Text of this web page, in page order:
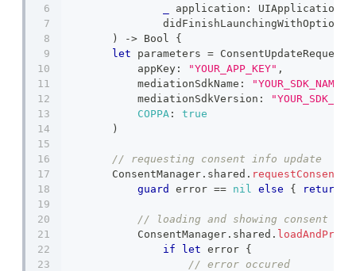
application : UIApplication
didFinishLaunchingWithOptions
)
-> Bool
{
let parameters =
            appKey
: "YOUR_APP_KEY" ,
            mediationSdkName
: "YOUR_SDK_NAME"
            mediationSdkVersion
:
COPPA :
true
)
// requesting consent info update
ConsentManager . shared .
guard
error == nil else { return
// loading and showing consent
ConsentManager . shared .
if
let error {
// error occured